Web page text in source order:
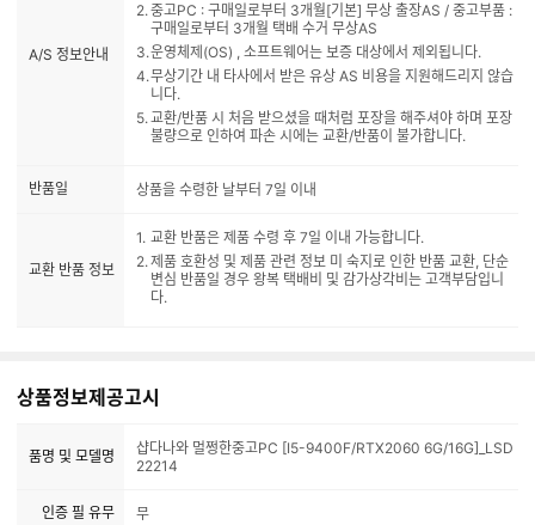
A/S 정보안내
중고PC : 구매일로부터 3개월[기본] 무상 출장AS / 중고부품 :
구매일로부터 3개월 택배 수거 무상AS
운영체제(OS) , 소프트웨어는 보증 대상에서 제외됩니다.
무상기간 내 타사에서 받은 유상 AS 비용을 지원해드리지 않습
니다.
교환/반품 시 처음 받으셨을 때처럼 포장을 해주셔야 하며 포장
불량으로 인하여 파손 시에는 교환/반품이 불가합니다.
반품일 상품을 수령한 날부터 7일 이내
교환 반품 정보
교환 반품은 제품 수령 후 7일 이내 가능합니다.
제품 호환성 및 제품 관련 정보 미 숙지로 인한 반품 교환, 단순
변심 반품일 경우 왕복 택배비 및 감가상각비는 고객부담입니
다.
상품정보제공고시
품명 및 모델명
샵다나와 멀쩡한중고PC [I5-9400F/RTX2060 6G/16G]_LSD
22214
인증 필 유무 무